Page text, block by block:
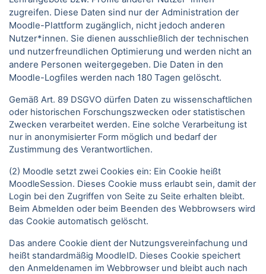
zugreifen. Diese Daten sind nur der Administration der
Moodle-Plattform zugänglich, nicht jedoch anderen
Nutzer*innen. Sie dienen ausschließlich der technischen
und nutzerfreundlichen Optimierung und werden nicht an
andere Personen weitergegeben. Die Daten in den
Moodle-Logfiles werden nach 180 Tagen gelöscht.
Gemäß Art. 89 DSGVO dürfen Daten zu wissenschaftlichen
oder historischen Forschungszwecken oder statistischen
Zwecken verarbeitet werden. Eine solche Verarbeitung ist
nur in anonymisierter Form möglich und bedarf der
Zustimmung des Verantwortlichen.
(2) Moodle setzt zwei Cookies ein: Ein Cookie heißt
MoodleSession. Dieses Cookie muss erlaubt sein, damit der
Login bei den Zugriffen von Seite zu Seite erhalten bleibt.
Beim Abmelden oder beim Beenden des Webbrowsers wird
das Cookie automatisch gelöscht.
Das andere Cookie dient der Nutzungsvereinfachung und
heißt standardmäßig MoodleID. Dieses Cookie speichert
den Anmeldenamen im Webbrowser und bleibt auch nach